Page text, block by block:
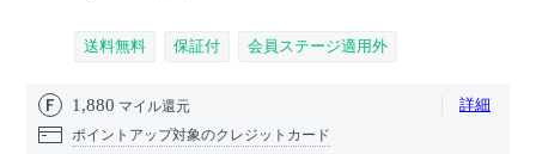
送料無料 保証付 会員ステージ適用外
1,880 マイル還元 詳細
ポイントアップ対象のクレジットカード